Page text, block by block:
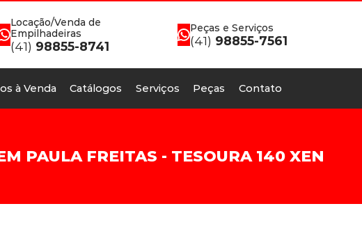
Locação/Venda de
Empilhadeiras
(41) 98855-8741
Peças e Serviços
(41) 98855-7561
à Venda Catálogos Serviços Peças Contato
PAULA FREITAS - TESOURA 140 XEN